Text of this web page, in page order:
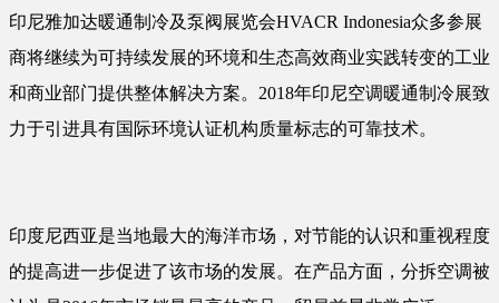
印尼雅加达暖通制冷及泵阀展览会HVACR Indonesia众多参展
商将继续为可持续发展的环境和生态高效商业实践转变的工业
和商业部门提供整体解决方案。2018年印尼空调暖通制冷展致
力于引进具有国际环境认证机构质量标志的可靠技术。
印度尼西亚是当地最大的海洋市场，对节能的认识和重视程度
的提高进一步促进了该市场的发展。在产品方面，分拆空调被